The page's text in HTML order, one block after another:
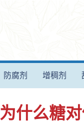
防腐剂 增稠剂
为什么糖